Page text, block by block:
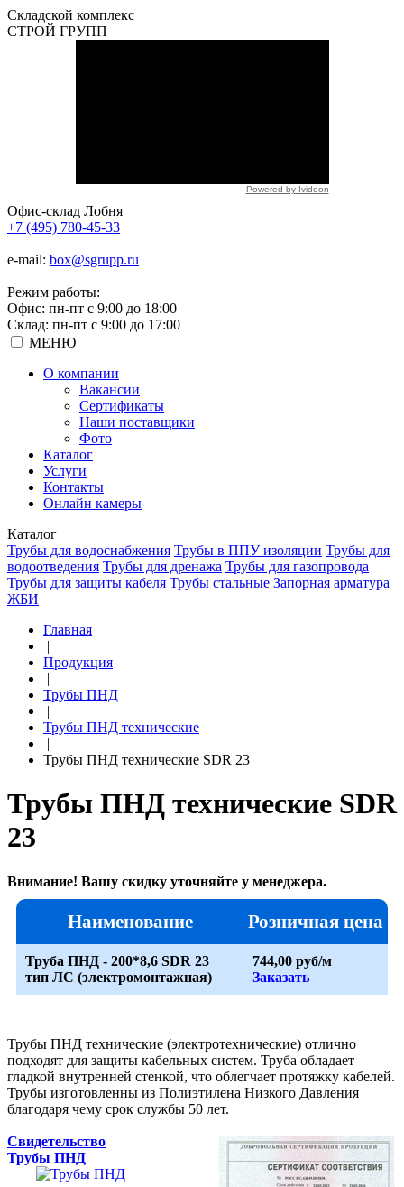
Складской комплекс
СТРОЙ ГРУПП
Powered by Ivideon
Офис-склад Лобня
+7 (495) 780-45-33
e-mail: box@sgrupp.ru
Режим работы:
Офис: пн-пт с 9:00 до 18:00
Склад: пн-пт с 9:00 до 17:00
МЕНЮ
О компании
Вакансии
Сертификаты
Наши поставщики
Фото
Каталог
Услуги
Контакты
Онлайн камеры
Каталог
Трубы для водоснабжения Трубы в ППУ изоляции Трубы для
водоотведения Трубы для дренажа Трубы для газопровода
Трубы для защиты кабеля Трубы стальные Запорная арматура
ЖБИ
Главная
|
Продукция
|
Трубы ПНД
|
Трубы ПНД технические
|
Трубы ПНД технические SDR 23
Трубы ПНД технические SDR
23
Внимание! Вашу скидку уточняйте у менеджера.
Наименование Розничная цена
Труба ПНД - 200*8,6 SDR 23
тип ЛС (электромонтажная)
744,00 руб/м
Заказать
Трубы ПНД технические (электротехнические) отлично
подходят для защиты кабельных систем. Труба обладает
гладкой внутренней стенкой, что облегчает протяжку кабелей.
Трубы изготовленны из Полиэтилена Низкого Давления
благодаря чему срок службы 50 лет.
Свидетельство
Трубы ПНД